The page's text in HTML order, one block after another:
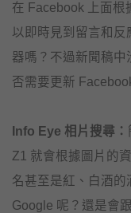
在 Facebook 上面根
以即時見到留言和反
器嗎？不過新聞稿
否需要更新
Info Eye 相片搜尋：
Z1 就會根據圖片的
名甚至是紅、白酒的
Google 呢？還是會